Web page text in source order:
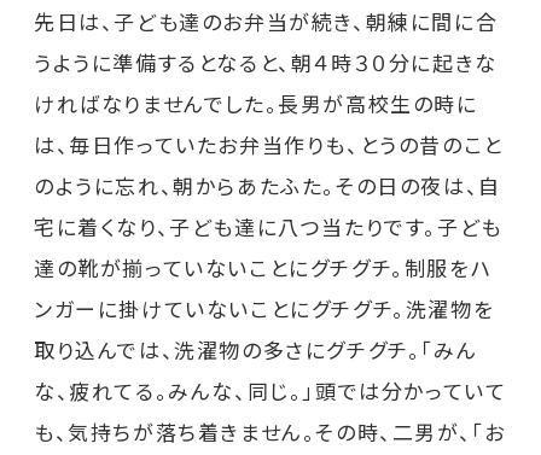
先日は、子ども達のお弁当が続き、朝練に間に合
うように準備するとなると、朝４時３０分に起きな
ければなりませんでした。長男が高校生の時に
は、毎日作っていたお弁当作りも、とうの昔のこと
のように忘れ、朝からあたふた。その日の夜は、自
宅に着くなり、子ども達に八つ当たりです。子ども
達の靴が揃っていないことにグチグチ。制服をハ
ンガーに掛けていないことにグチグチ。洗濯物を
取り込んでは、洗濯物の多さにグチグチ。「みん
な、疲れてる。みんな、同じ。」頭では分かっていて
も、気持ちが落ち着きません。その時、二男が、「お